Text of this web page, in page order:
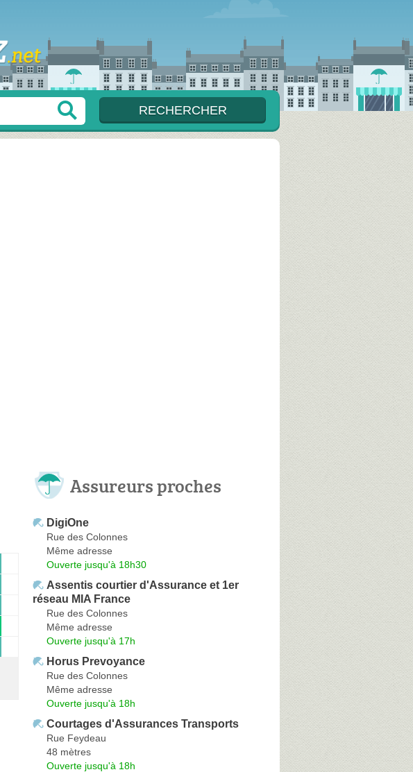
Assureurs proches
DigiOne
Rue des Colonnes
Même adresse
Ouverte jusqu'à 18h30
Assentis courtier d'Assurance et 1er
réseau MIA France
Rue des Colonnes
Même adresse
Ouverte jusqu'à 17h
Horus Prevoyance
Rue des Colonnes
Même adresse
Ouverte jusqu'à 18h
Courtages d'Assurances Transports
Rue Feydeau
48 mètres
Ouverte jusqu'à 18h